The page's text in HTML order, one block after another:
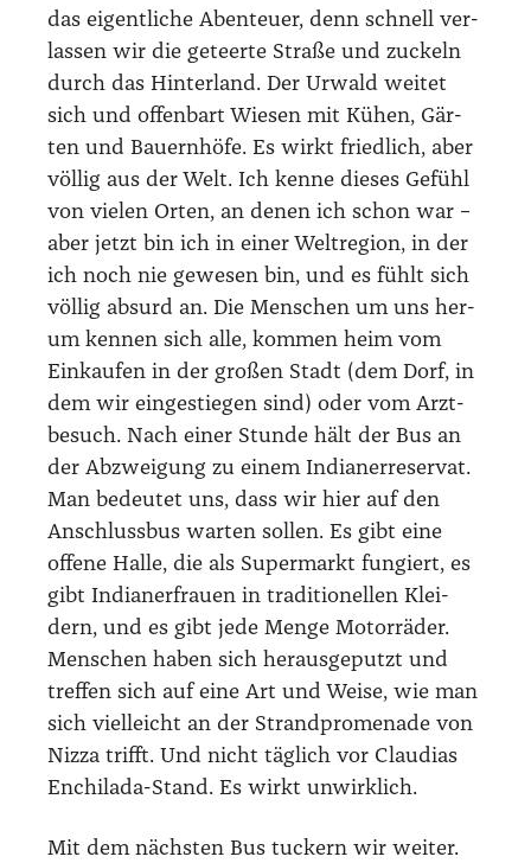
das eigent­li­che Aben­teu­er, denn schnell ver­
las­sen wir die geteer­te Stra­ße und zuckeln
durch das Hin­ter­land. Der Urwald wei­tet
sich und offen­bart Wie­sen mit Kühen, Gär­
ten und Bau­ern­hö­fe. Es wirkt fried­lich, aber
völ­lig aus der Welt. Ich ken­ne die­ses Gefühl
von vie­len Orten, an denen ich schon war –
aber jetzt bin ich in einer Welt­re­gi­on, in der
ich noch nie gewe­sen bin, und es fühlt sich
völ­lig absurd an. Die Men­schen um uns her­
um ken­nen sich alle, kom­men heim vom
Ein­kau­fen in der gro­ßen Stadt (dem Dorf, in
dem wir ein­ge­stie­gen sind) oder vom Arzt­
be­such. Nach einer Stun­de hält der Bus an
der Abzwei­gung zu einem India­ner­re­ser­vat.
Man bedeu­tet uns, dass wir hier auf den
Anschluss­bus war­ten sol­len. Es gibt eine
offe­ne Hal­le, die als Super­markt fun­giert, es
gibt India­ner­frau­en in tra­di­tio­nel­len Klei­
dern, und es gibt jede Men­ge Motor­rä­der.
Men­schen haben sich her­aus­ge­putzt und
tref­fen sich auf eine Art und Wei­se, wie man
sich viel­leicht an der Strand­pro­me­na­de von
Niz­za trifft. Und nicht täg­lich vor Clau­di­as
Enchilada-Stand. Es wirkt unwirk­lich.
Mit dem nächs­ten Bus tuckern wir wei­ter.